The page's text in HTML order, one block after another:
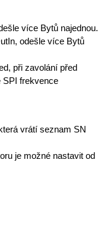
více Bytů najednou.
odešle více Bytů
při zavolání před
SPI frekvence
vrátí seznam SN
je možné nastavit od